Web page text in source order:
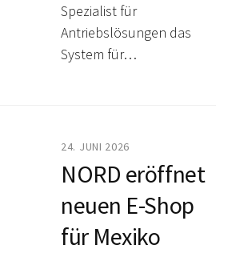
Spezialist für
Antriebslösungen das
System für…
24. JUNI 2026
NORD eröffnet
neuen E-Shop
für Mexiko